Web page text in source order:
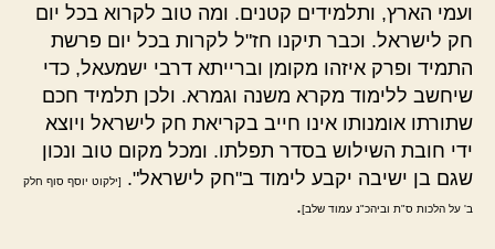
ועמי הארץ, ותלמידים קטנים. ומה טוב לקרוא בכל יום
חק לישראל. וכבר תיקנו חז"ל לקרות בכל יום פרשת
התמיד ופרק איזהו מקומן וברייתא דרבי ישמעאל, כדי
שיחשב ללימוד מקרא משנה וגמרא. ולכן תלמיד חכם
שתורתו אומנותו אינו חייב בקריאת חק לישראל ויוצא
ידי חובת השילוש בסדר תפלתו. ומכל מקום טוב ונכון
שגם בן ישיבה יקבע לימוד ב"חק לישראל".
[ילקוט יוסף סוף חלק
ב' על הלכות ס"ת וביהכ"נ עמוד שלב].